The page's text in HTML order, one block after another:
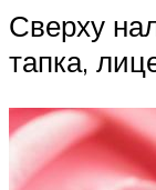
Сверху
тапка,